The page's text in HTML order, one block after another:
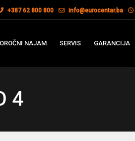
+387 62 800 800 info@eurocentar.ba
NAJAM SERVIS GARANCIJA
4